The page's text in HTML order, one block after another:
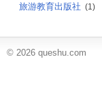
旅游教育出版社 (1)
© 2026 queshu.com